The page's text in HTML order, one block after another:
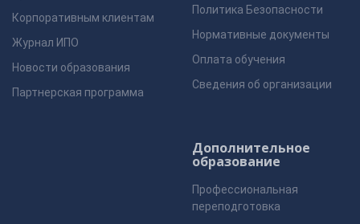
Корпоративным клиентам
Журнал ИПО
Новости образования
Партнерская программа
Политика Безопасности
Нормативные документы
Оплата обучения
Сведения об организации
Дополнительное
образование
Профессиональная
переподготовка